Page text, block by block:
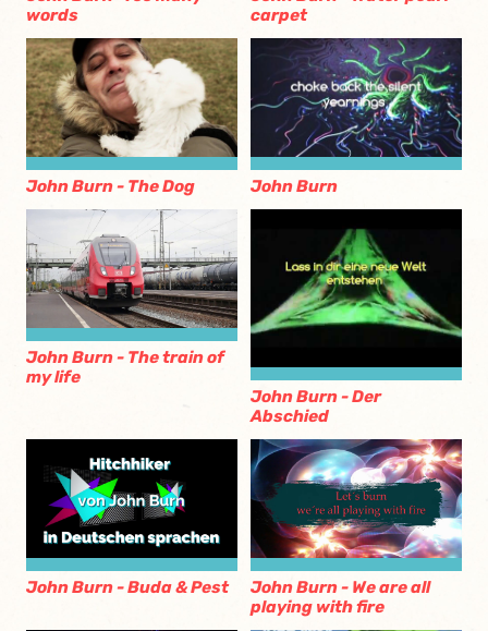
words
carpet
John Burn - The Dog John Burn
John Burn - The train of
my life
John Burn - Der
Abschied
John Burn - Buda & Pest
John Burn - We are all
playing with fire